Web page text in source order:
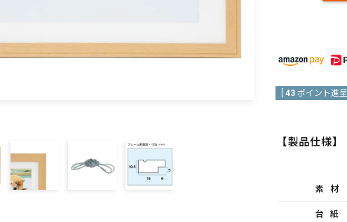
43 ポイント進呈 ]
【製品仕様】
素
台